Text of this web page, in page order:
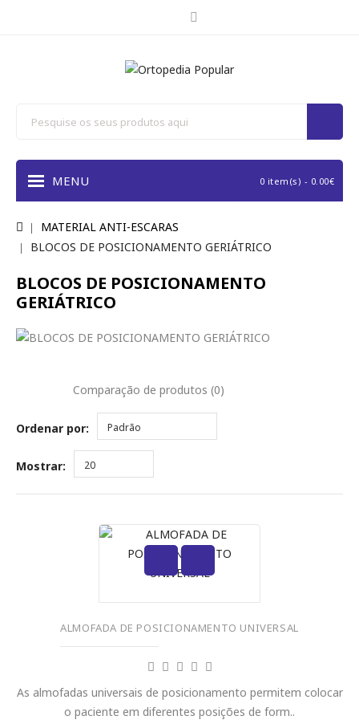
0 item(s) - 0.00€
MENU
MATERIAL ANTI-ESCARAS
BLOCOS DE POSICIONAMENTO GERIÁTRICO
BLOCOS DE POSICIONAMENTO
GERIÁTRICO
Comparação de produtos (0)
Ordenar por: Padrão
Mostrar: 20
ALMOFADA DE POSICIONAMENTO UNIVERSAL
As almofadas universais de posicionamento permitem colocar
o paciente em diferentes posições de form..